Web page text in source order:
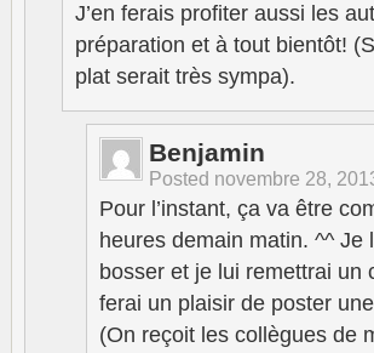
J’en ferais profiter aussi les
préparation et à tout bientôt!
plat serait très sympa).
Benjamin
Posted novembre 28,
Pour l’instant, ça va être
heures demain matin. ^^
bosser et je lui remettrai un
ferai un plaisir de poster
(On reçoit les collègues de